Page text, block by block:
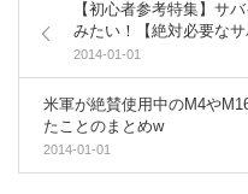
【初心者参考特集】サ
みたい！【絶対必要なサ
2014-01-01
米軍が絶賛使用中のM4や
たことのまとめw
2014-01-01